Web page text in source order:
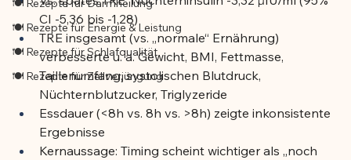
🍽️ Rezepte für Energie & Leistung
🍽️ Rezepte für Schlafqualität
🍽️ Rezepte für Zellverjüngung
CI -5,36 bis -1,28)
TRE insgesamt (vs. „normale“ Ernährung)
verbesserte u. a. Gewicht, BMI, Fettmasse,
Taillenumfang, systolischen Blutdruck,
Nüchternblutzucker, Triglyzeride
Essdauer (<8h vs. 8h vs. >8h) zeigte inkonsistente
Ergebnisse
Kernaussage: Timing scheint wichtiger als „noch